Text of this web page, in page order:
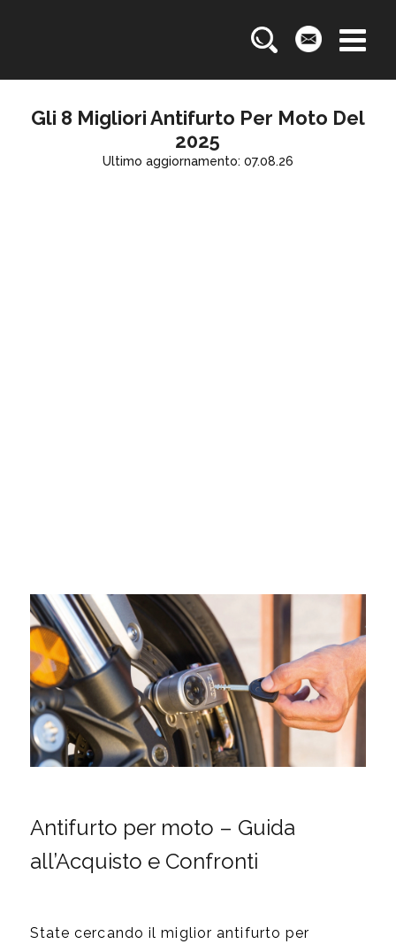
Gli 8 Migliori Antifurto Per Moto Del
2025
Ultimo aggiornamento: 07.08.26
Antifurto per moto – Guida
all’Acquisto e Confronti
State cercando il miglior antifurto per